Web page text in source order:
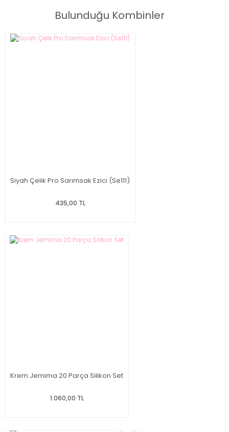
Bulunduğu Kombinler
Siyah Çelik Pro Sarımsak Ezici (Se111)
435,00 TL
Krem Jemima 20 Parça Silikon Set
1.060,00 TL